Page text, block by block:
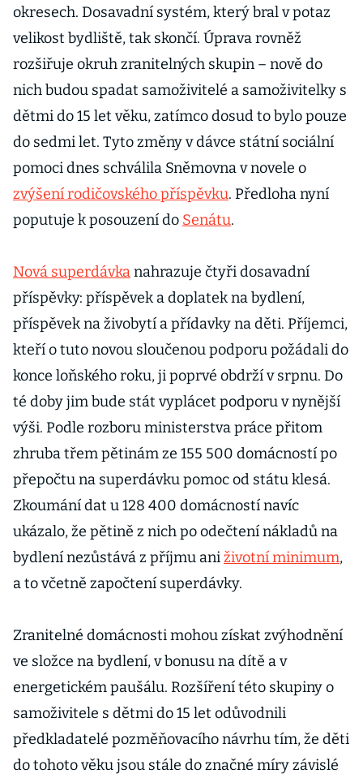
okresech. Dosavadní systém, který bral v potaz
velikost bydliště, tak skončí. Úprava rovněž
rozšiřuje okruh zranitelných skupin – nově do
nich budou spadat samoživitelé a samoživitelky s
dětmi do 15 let věku, zatímco dosud to bylo pouze
do sedmi let. Tyto změny v dávce státní sociální
pomoci dnes schválila Sněmovna v novele o
zvýšení rodičovského příspěvku. Předloha nyní
poputuje k posouzení do Senátu.
Nová superdávkanahrazuje čtyři dosavadní
příspěvky: příspěvek a doplatek na bydlení,
příspěvek na živobytí a přídavky na děti. Příjemci,
kteří o tuto novou sloučenou podporu požádali do
konce loňského roku, ji poprvé obdrží v srpnu. Do
té doby jim bude stát vyplácet podporu v nynější
výši. Podle rozboru ministerstva práce přitom
zhruba třem pětinám ze 155 500 domácností po
přepočtu na superdávku pomoc od státu klesá.
Zkoumání dat u 128 400 domácností navíc
ukázalo, že pětině z nich po odečtení nákladů na
bydlení nezůstává z příjmu aniživotní minimum,
a to včetně započtení superdávky.
Zranitelné domácnosti mohou získat zvýhodnění
ve složce na bydlení, v bonusu na dítě a v
energetickém paušálu. Rozšíření této skupiny o
samoživitele s dětmi do 15 let odůvodnili
předkladatelé pozměňovacího návrhu tím, že děti
do tohoto věku jsou stále do značné míry závislé